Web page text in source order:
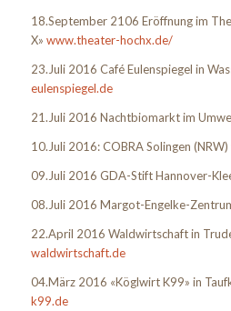
18.September 2106 Eröffnung im
X» www.theater-hochx.de/
23.Juli 2016 Café Eulenspiegel in
eulenspiegel.de
21.Juli 2016 Nachtbiomarkt im
10.Juli 2016: COBRA Solingen (NRW)
09.Juli 2016 GDA-Stift Hannover-
08.Juli 2016 Margot-Engelke-
22.April 2016 Waldwirtschaft in
waldwirtschaft.de
04.März 2016 «Köglwirt K99» in
k99.de